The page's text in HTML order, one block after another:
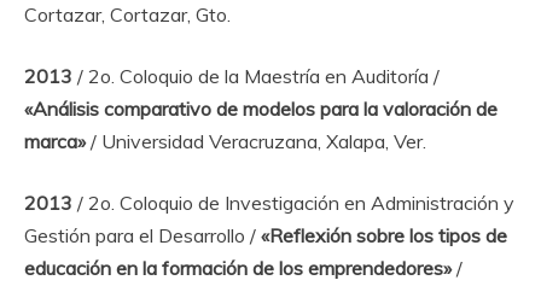
Cortazar, Cortazar, Gto.
2013 / 2o. Coloquio de la Maestría en Auditoría /
«Análisis comparativo de modelos para la valoración de
marca»/ Universidad Veracruzana, Xalapa, Ver.
2013 / 2o. Coloquio de Investigación en Administración y
Gestión para el Desarrollo / «Reflexión sobre los tipos de
educación en la formación de los emprendedores»/